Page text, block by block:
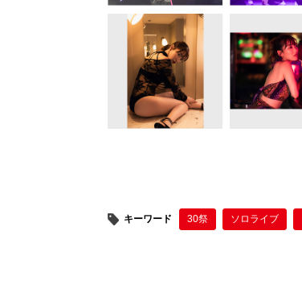
キーワード 30祭 ソロライブ